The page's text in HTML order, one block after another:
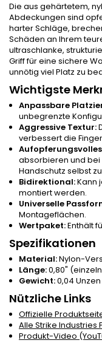
Die aus gehärtetem,
Abdeckungen sind
harter Schläge,
Schäden an Ihrem
ultraschlanke,
Griff für eine sichere
unnötig viel Platz zu
Wichtigste
Anpassbare
unbegrenzte
Aggressive Textur:
verbessert die
absorbieren und bei
Handschutz selbst
Bidirektional:Kann
montiert werden.
Universelle
Montageflächen.
Wertpaket:Enthält
Spezifikationen
Material:Nylon-
Länge:0,80"
Gewicht:0,04
Nützliche Links
Offizielle
Alle Strike Industries
Produkt-Video